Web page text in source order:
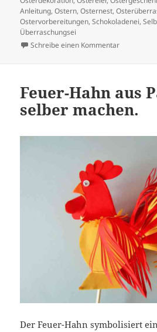
Anleitung,Ostern,Osternest,
Ostervorbereitungen,Schokoladenei,
Überraschungsei
Schreibe einen Kommentarzu
Feuer-Hahn aus
selber machen.
Der Feuer-Hahn symbolisiert